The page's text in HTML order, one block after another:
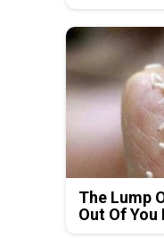
The Lump
Out Of